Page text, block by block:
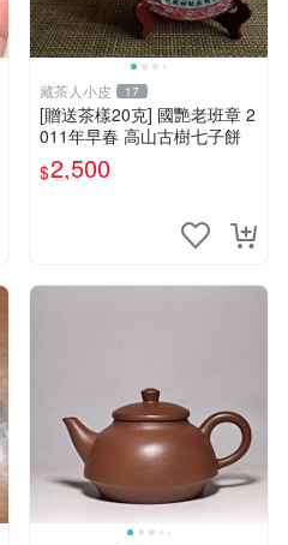
藏茶人小皮 17
[贈送茶樣20克] 國艷老班章 2
011年早春 高山古樹七子餅
$2,500